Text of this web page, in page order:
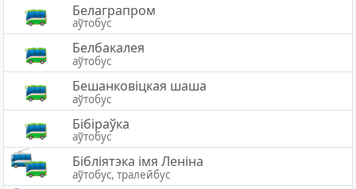
Белаграпром
аўтобус
Белбакалея
аўтобус
Бешанковіцкая шаша
аўтобус
Бібіраўка
аўтобус
Бібліятэка імя Леніна
аўтобус, тралейбус